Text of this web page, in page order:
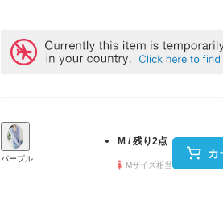
パープル
M /残り2点
Mサイズ相当
カ